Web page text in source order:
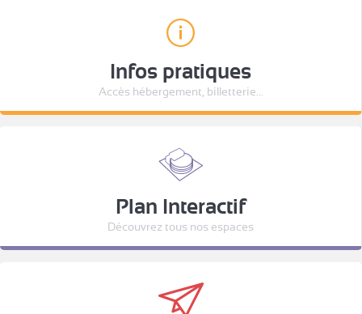
Infos pratiques
Accès hébergement, billetterie...
Plan Interactif
Découvrez tous nos espaces